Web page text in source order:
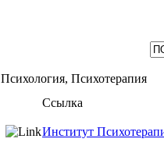
Психология, Психотерапия
Ссылка
Институт